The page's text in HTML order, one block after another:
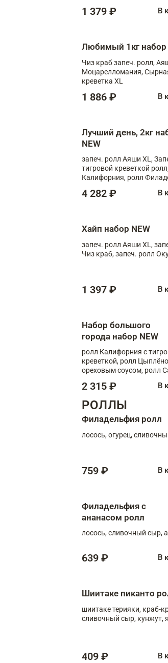
1 379 ₽ В
Любимый 1кг набор
Чиз краб запеч. ролл,
Моцарелломания,
креветка XL
1 886 ₽ В
Лучший день, 2кг
NEW
запеч. ролл Аяши XL,
тигровой креветкой
Калифорния, ролл
запеч. ролл
4 282 ₽ В
Хайп набор NEW
запеч. ролл Аяши XL,
Чиз краб, запеч. ролл
1 397 ₽ В
Набор большого
города набор NEW
ролл Калифорния с
креветкой, ролл
ореховым соусом, ролл
ролл с крабом
2 315 ₽ В
РОЛЛЫ
Филадельфия ролл
лосось, огурец,
759 ₽ В
Филадельфия с
ананасом ролл
лосось, сливочный сыр,
639 ₽ В
Шиитаке пиканто
шиитаке терияки, краб-
сливочный сыр, кунжут,
409 ₽ В